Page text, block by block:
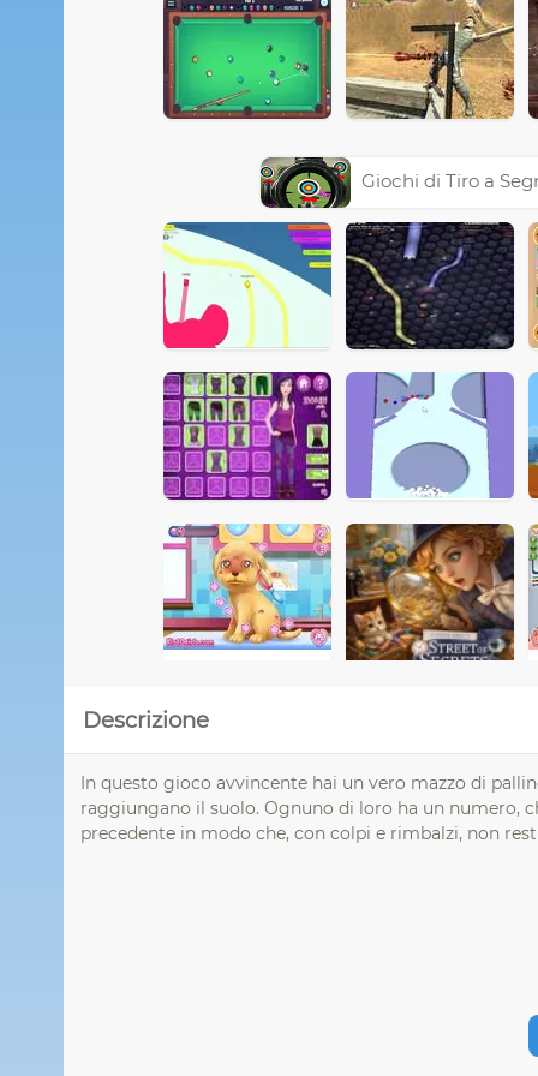
Giochi di Tiro a
Descrizione
In questo gioco avvincente hai un vero mazzo di
raggiungano il suolo. Ognuno di loro ha un numero,
precedente in modo che, con colpi e rimbalzi, non